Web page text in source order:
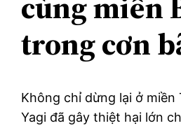
trong cơn
Không chỉ dừng lại ở miền
Yagi đã gây thiệt hại lớn